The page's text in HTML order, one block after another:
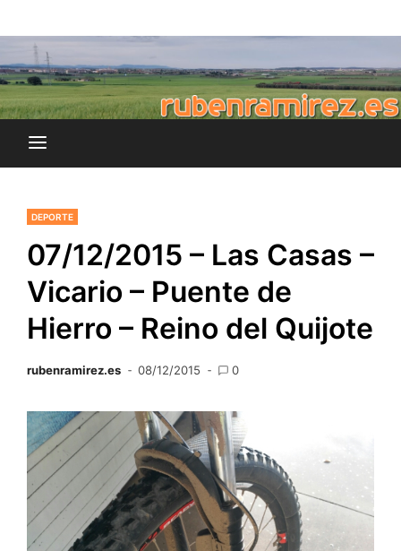
al
contenidorubenramirez.es
DEPORTE
07/12/2015 – Las Casas –
Vicario – Puente de
Hierro – Reino del Quijote
rubenramirez.es 08/12/2015 0